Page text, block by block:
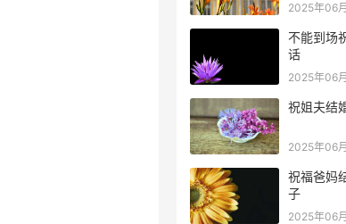
2025年06
不能到场
话
2025年06
祝姐夫结
2025年06
祝福爸妈
子
2025年06